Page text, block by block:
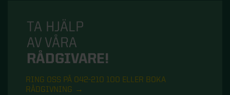
TA HJÄLP
AV VÅRA
RÅDGIVARE!
RING OSS PÅ 042-210 100 ELLER BOKA
RÅDGIVNING